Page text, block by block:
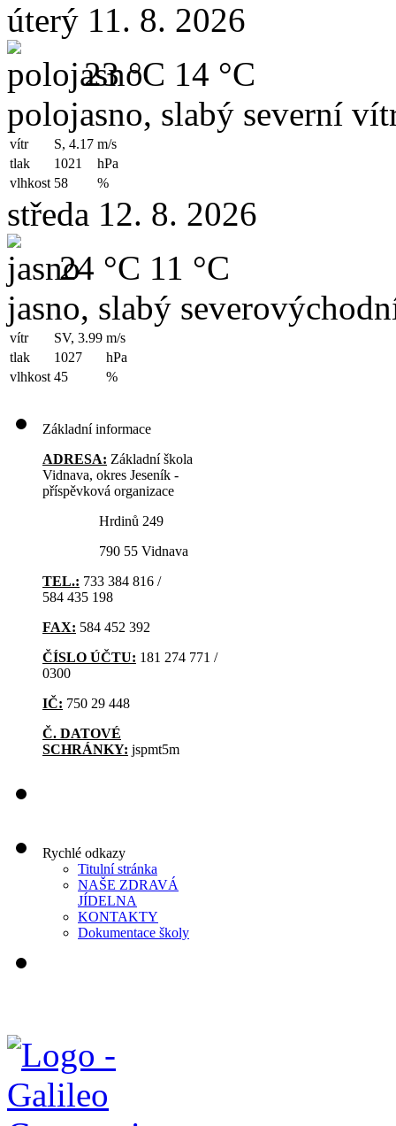
úterý 11. 8. 2026
23 °C 14 °C
polojasno, slabý severní
vítr S, 4.17 m/s
tlak
1021
hPa
vlhkost 58 %
středa 12. 8. 2026
24 °C 11 °C
jasno, slabý
vítr SV, 3.99 m/s
tlak
1027
hPa
vlhkost 45 %
Základní informace
ADRESA: Základní škola
Vidnava, okres Jeseník -
příspěvková organizace
Hrdinů 249
790 55 Vidnava
TEL.: 733 384 816 /
584 435 198
FAX: 584 452 392
ČÍSLO ÚČTU: 181 274 771 /
0300
IČ: 750 29 448
Č. DATOVÉ
SCHRÁNKY: jspmt5m
Rychlé odkazy
Titulní stránka
NAŠE ZDRAVÁ
JÍDELNA
KONTAKTY
Dokumentace školy